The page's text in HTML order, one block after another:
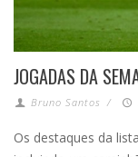
JOGADAS DA
Bruno Santos /
Os destaques da